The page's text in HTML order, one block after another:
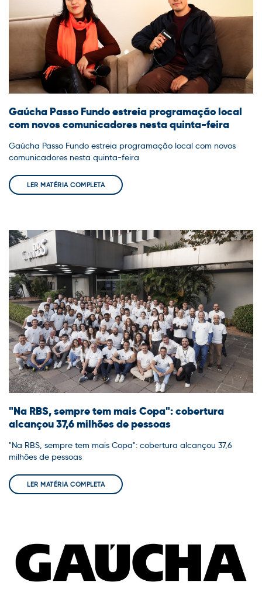
Gaúcha Passo Fundo estreia programação local
com novos comunicadores nesta quinta-feira
Gaúcha Passo Fundo estreia programação local com novos
comunicadores nesta quinta-feira
LER MATÉRIA COMPLETA
"Na RBS, sempre tem mais Copa": cobertura
alcançou 37,6 milhões de pessoas
"Na RBS, sempre tem mais Copa": cobertura alcançou 37,6
milhões de pessoas
LER MATÉRIA COMPLETA